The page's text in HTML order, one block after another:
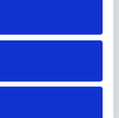
you with